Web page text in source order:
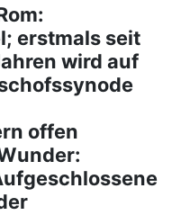
erstmals seit
wird auf
offen